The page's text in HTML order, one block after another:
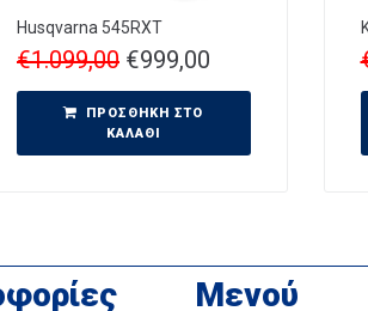
Husqvarna 545RXT
€1.099,00 €999,00
ΠΡΟΣΘΉΚΗ ΣΤΟ
ΚΑΛΆΘΙ
Μενού